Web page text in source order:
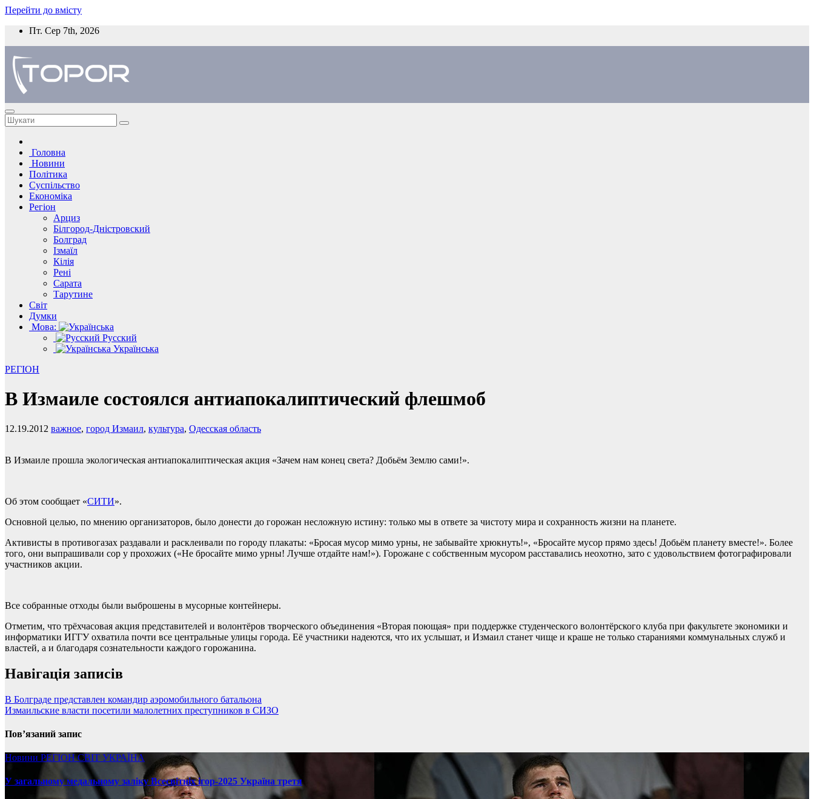
Перейти до вмісту
Пт. Сер 7th, 2026
Головна
Новини
Політика
Суспільство
Економіка
Регіон
Арциз
Білгород-Дністровский
Болград
Ізмаїл
Кілія
Рені
Сарата
Тарутине
Світ
Думки
Мова:
Русский
Українська
РЕГІОН
В Измаиле состоялся антиапокалиптический флешмоб
12.19.2012 важное, город Измаил, культура, Одесская область
В Измаиле прошла экологическая антиапокалиптическая акция «Зачем нам конец света? Добьём Землю сами!».
Об этом сообщает «СИТИ».
Основной целью, по мнению организаторов, было донести до горожан несложную истину: только мы в ответе за чистоту мира и сохранность жизни на планете.
Активисты в противогазах раздавали и расклеивали по городу плакаты: «Бросая мусор мимо урны, не забывайте хрюкнуть!», «Бросайте мусор прямо здесь! Добьём планету вместе!». Более
того, они выпрашивали сор у прохожих («Не бросайте мимо урны! Лучше отдайте нам!»). Горожане с собственным мусором расставались неохотно, зато с удовольствием фотографировали
участников акции.
Все собранные отходы были выброшены в мусорные контейнеры.
Отметим, что трёхчасовая акция представителей и волонтёров творческого объединения «Вторая поющая» при поддержке студенческого волонтёрского клуба при факультете экономики и
информатики ИГГУ охватила почти все центральные улицы города. Её участники надеются, что их услышат, и Измаил станет чище и краше не только стараниями коммунальных служб и
властей, а и благодаря сознательности каждого горожанина.
Навігація записів
В Болграде представлен командир аэромобильного батальона
Измаильские власти посетили малолетних преступников в СИЗО
Пов’язаний запис
Новини РЕГІОНСВІТ УКРАЇНА
У загальному медальному заліку Всесвітніх ігор-2025 Україна третя